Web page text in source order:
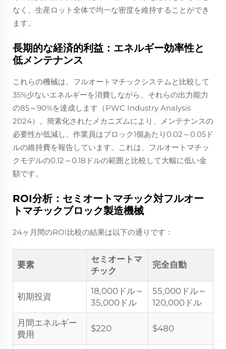
なく、生産ロット全体で均一な密度を維持することができ
ます。
長期的な経済的利益：エネルギー効率性と
低メンテナンス
これらの機械は、フルオートマチックシステムと比較して
35%少ないエネルギーを消費しながら、それらの出力能力
の85～90%を達成します（PWC Industry Analysis
2024）。簡素化されたメカニズムにより、メンテナンスの
必要性が低減し、作業員はブロック1個あたり0.02～0.05ド
ルの維持費を報告しています。これは、フルオートマチッ
クモデルの0.12～0.18ドルの範囲と比較して大幅に低い金
額です。
ROI分析：セミオートマチック対フルオー
トマチックブロック製造機械
24ヶ月間のROI比較の結果は以下の通りです：
要素
セミオートマ
チック
完全自動
初期投資
18,000ドル～
35,000ドル
55,000ドル～
120,000ドル
月間エネルギー
費用
$220 $480